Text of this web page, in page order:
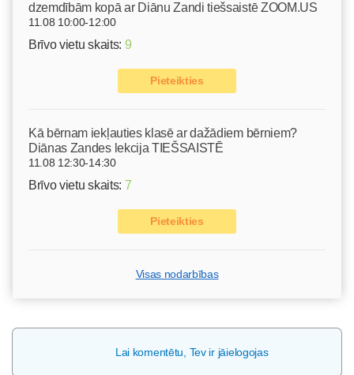
dzemdībām kopā ar Diānu Zandi tiešsaistē ZOOM.US
11.08 10:00-12:00
Brīvo vietu skaits: 9
Pieteikties
Kā bērnam iekļauties klasē ar dažādiem bērniem?
Diānas Zandes lekcija TIEŠSAISTĒ
11.08 12:30-14:30
Brīvo vietu skaits: 7
Pieteikties
Visas nodarbības
Lai komentētu, Tev ir jāielogojas